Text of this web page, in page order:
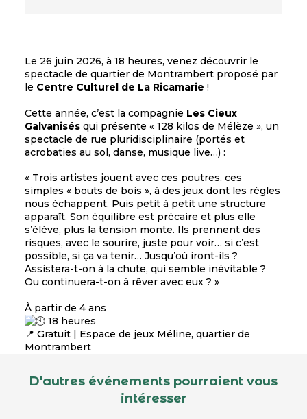
Le 26 juin 2026, à 18 heures, venez découvrir le
spectacle de quartier de Montrambert proposé par
le Centre Culturel de La Ricamarie !
Cette année, c’est la compagnie Les Cieux
Galvanisésqui présente « 128 kilos de Mélèze », un
spectacle de rue pluridisciplinaire (portés et
acrobaties au sol, danse, musique live…) :
« Trois artistes jouent avec ces poutres, ces
simples « bouts de bois », à des jeux dont les règles
nous échappent. Puis petit à petit une structure
apparaît. Son équilibre est précaire et plus elle
s’élève, plus la tension monte. Ils prennent des
risques, avec le sourire, juste pour voir… si c’est
possible, si ça va tenir… Jusqu’où iront-ils ?
Assistera-t-on à la chute, qui semble inévitable ?
Ou continuera-t-on à rêver avec eux ? »
À partir de 4 ans
18 heures
📍 Gratuit | Espace de jeux Méline, quartier de
Montrambert
D'autres événements pourraient vous
intéresser